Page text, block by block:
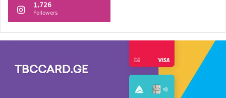
1,726
Followers